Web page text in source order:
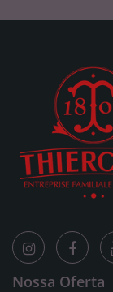
Nossa Oferta